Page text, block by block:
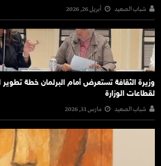
شباب الصعيد أبريل 26, 2026
وزيرة الثقافة تستعرض أمام البرلمان خطة تطوير
لقطاعات الوزارة
شباب الصعيد مارس 31, 2026